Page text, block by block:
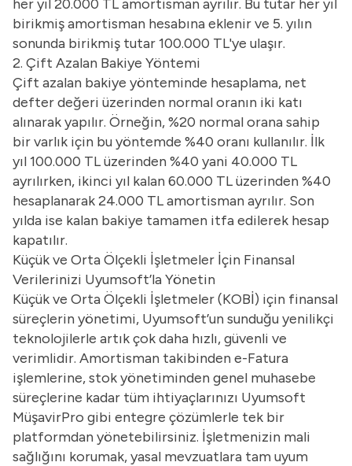
her yıl 20.000 TL amortisman ayrılır. Bu tutar her yıl
birikmiş amortisman hesabına eklenir ve 5. yılın
sonunda birikmiş tutar 100.000 TL'ye ulaşır.
2. Çift Azalan Bakiye Yöntemi
Çift azalan bakiye yönteminde hesaplama, net
defter değeri üzerinden normal oranın iki katı
alınarak yapılır. Örneğin, %20 normal orana sahip
bir varlık için bu yöntemde %40 oranı kullanılır. İlk
yıl 100.000 TL üzerinden %40 yani 40.000 TL
ayrılırken, ikinci yıl kalan 60.000 TL üzerinden %40
hesaplanarak 24.000 TL amortisman ayrılır. Son
yılda ise kalan bakiye tamamen itfa edilerek hesap
kapatılır.
Küçük ve Orta Ölçekli İşletmeler İçin Finansal
Verilerinizi Uyumsoft’la Yönetin
Küçük ve Orta Ölçekli İşletmeler (KOBİ) için finansal
süreçlerin yönetimi, Uyumsoft’un sunduğu yenilikçi
teknolojilerle artık çok daha hızlı, güvenli ve
verimlidir. Amortisman takibinden e-Fatura
işlemlerine,stokyönetiminden genel muhasebe
süreçlerine kadar tüm ihtiyaçlarınızı Uyumsoft
MüşavirPro gibi entegre çözümlerle tek bir
platformdan yönetebilirsiniz. İşletmenizin mali
sağlığını korumak, yasal mevzuatlara tam uyum